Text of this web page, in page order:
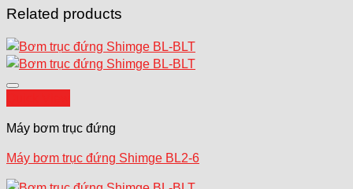
Related products
Máy bơm trục đứng
Máy bơm trục đứng Shimge BL2-6